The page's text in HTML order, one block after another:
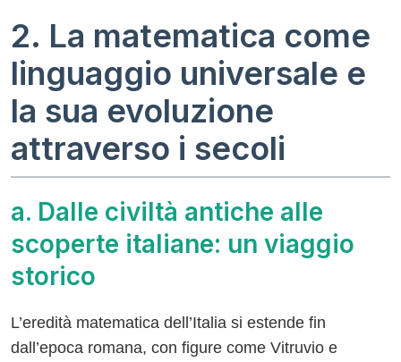
2. La matematica come
linguaggio universale e
la sua evoluzione
attraverso i secoli
a. Dalle civiltà antiche alle
scoperte italiane: un viaggio
storico
L’eredità matematica dell’Italia si estende fin
dall’epoca romana, con figure come Vitruvio e